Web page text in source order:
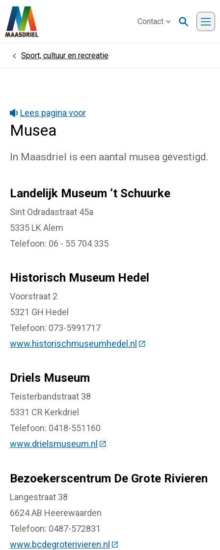
Contact
HomeSport, cultuur en recreatie
Lees pagina voor
Musea
In Maasdriel is een aantal musea gevestigd.
Landelijk Museum ’t Schuurke
Sint Odradastraat 45a
5335 LK Alem
Telefoon: 06 - 55 704 335
Historisch Museum Hedel
Voorstraat 2
5321 GH Hedel
Telefoon: 073-5991717
www.historischmuseumhedel.nl (Deze link gaat naar
Driels Museum
Teisterbandstraat 38
5331 CR Kerkdriel
Telefoon: 0418-551160
www.drielsmuseum.nl (Deze link gaat naar een
Bezoekerscentrum De Grote Rivieren
Langestraat 38
6624 AB Heerewaarden
Telefoon: 0487-572831
www.bcdegroterivieren.nl (Deze link gaat naar een